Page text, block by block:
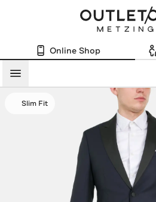
Online Shop
Menü
Slim Fit